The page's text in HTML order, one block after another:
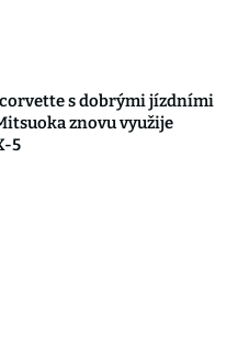
s dobrými jízdními
znovu využije
5